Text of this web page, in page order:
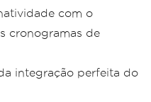
com o
cronogramas de
integração perfeita do